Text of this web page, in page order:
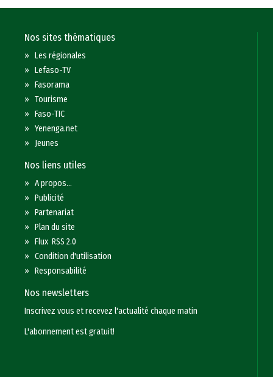
Nos sites thématiques
»Les régionales
»Lefaso-TV
»Fasorama
»Tourisme
»Faso-TIC
»Yenenga.net
» Jeunes
Nos liens utiles
»A propos...
»Publicité
»Partenariat
»Plan du site
»Flux RSS 2.0
»Condition d'utilisation
»Responsabilité
Nos newsletters
Inscrivez vous et recevez l'actualité chaque matin
L'abonnement est gratuit!